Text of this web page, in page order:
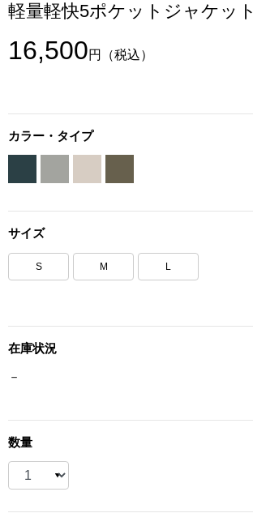
軽量軽快5ポケットジャケット
16,500円 （税込）
カラー・タイプ
サイズ
S M L
在庫状況
－
数量